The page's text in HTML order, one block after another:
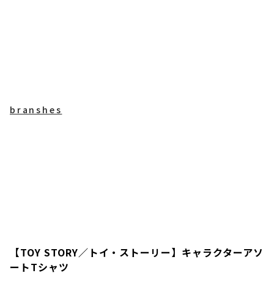
branshes
【TOY STORY／トイ・ストーリー】キャラクターアソ
ートTシャツ